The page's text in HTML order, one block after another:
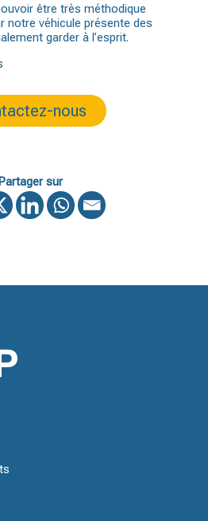
être très méthodique
notre véhicule présente des
garder à l’esprit.
nous
Partager sur